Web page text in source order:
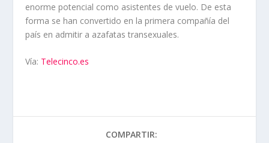
enorme potencial como asistentes de vuelo. De esta
forma se han convertido en la primera compañía del
país en admitir a azafatas transexuales.
Vía: Telecinco.es
COMPARTIR: